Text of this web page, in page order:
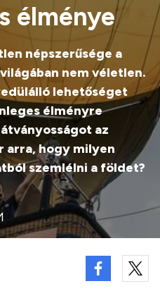
élménye
népszerűsége a
nem véletlen.
lehetőséget
élményre
az
arra, hogy milyen
szemlélni a földet?